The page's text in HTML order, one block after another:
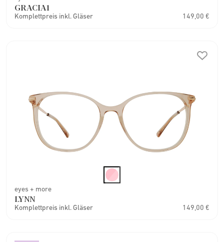
GRACIA1
Komplettpreis inkl. Gläser 149,00 €
eyes + more
LYNN
Komplettpreis inkl. Gläser 149,00 €